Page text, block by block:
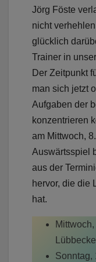
Jörg Föste
nicht
glücklich
Trainer in
Der Zeitpunkt
man sich jetzt
Aufgaben der
konzentrieren
am Mittwoch,
Auswärtsspiel
aus der
hervor, die die
hat.
Sonntag,